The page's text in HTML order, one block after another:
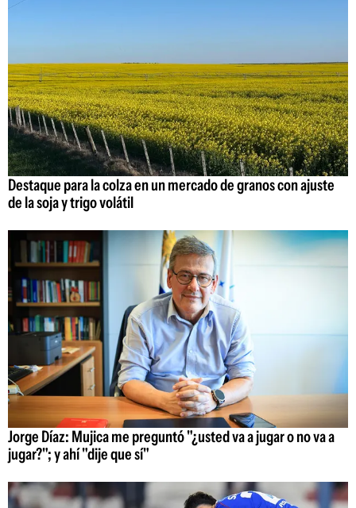
Destaque para la colza en un mercado de granos con ajuste
de la soja y trigo volátil
Jorge Díaz: Mujica me preguntó "¿usted va a jugar o no va a
jugar?"; y ahí "dije que sí"